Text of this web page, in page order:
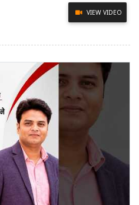
VIEW VIDEO